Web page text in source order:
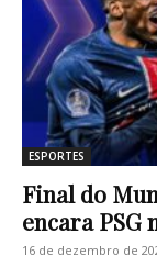
ESPORTES
Final do
encara PSG
16 de dezembro de